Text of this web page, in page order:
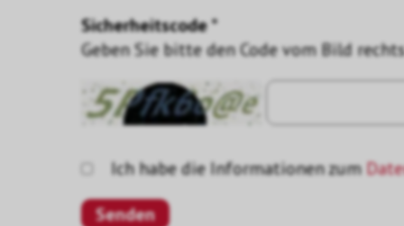
Sicherheitscode *
Geben Sie bitte den Code vom Bild
Ich habe die Informationen zum